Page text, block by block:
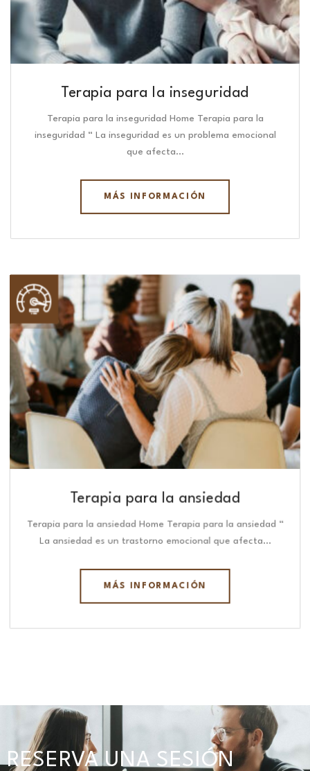
Terapia para la inseguridad
Terapia para la inseguridad Home Terapia para la
inseguridad “ La inseguridad es un problema emocional
que afecta…
MÁS INFORMACIÓN
Terapia para la ansiedad
Terapia para la ansiedad Home Terapia para la ansiedad “
La ansiedad es un trastorno emocional que afecta…
MÁS INFORMACIÓN
RESERVA UNA SESIÓN